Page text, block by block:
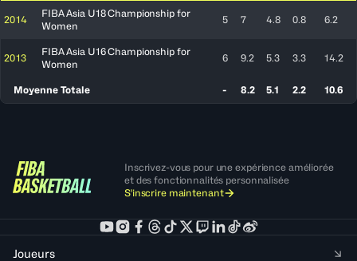
2014
FIBA Asia U18 Championship for
Women
5 7 4.8 0.8 6.2
2013
FIBA Asia U16 Championship for
Women
6 9.2 5.3 3.3 14.2
Moyenne Totale - 8.2 5.1 2.2 10.6
Inscrivez-vous pour une expérience améliorée
et des fonctionnalités personnalisée
S'inscrire maintenant
Joueurs